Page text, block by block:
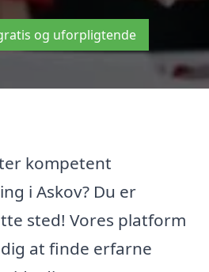
og uforpligtende
kompetent
i Askov? Du er
sted! Vores platform
at finde erfarne